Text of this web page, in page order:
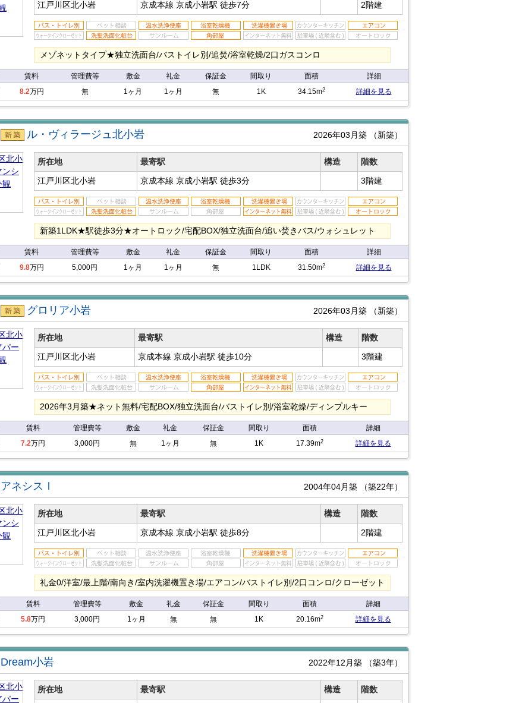
江戸川区北小岩
京成本線 京成小岩駅 徒歩7分 2階建
メゾネットタイプ★独立洗面台/バストイレ別/追焚/浴室乾燥/2口ガスコンロ
賃料 管理費等 敷金 礼金 保証金 間取り 面積
詳細
8.2万円 無 1ヶ月 1ヶ月 無 1K 34.15m2 詳細を見る
新築
ル・ヴィラージュ北小岩 2026年03月築 （新築）
所在地 最寄駅 構造
階数
江戸川区北小岩
京成本線 京成小岩駅 徒歩3分 3階建
新築1LDK★駅徒歩3分★オートロック/宅配BOX/独立洗面台/追い焚きバス/ウォシュレット
賃料 管理費等 敷金 礼金 保証金 間取り 面積
詳細
9.8万円 5,000円 1ヶ月 1ヶ月 無 1LDK 31.50m2 詳細を見る
新築
グロリア小岩 2026年03月築 （新築）
所在地 最寄駅 構造
階数
江戸川区北小岩
京成本線 京成小岩駅 徒歩10分 3階建
2026年3月築★ネット無料/宅配BOX/独立洗面台/バストイレ別/浴室乾燥/ディンプルキー
賃料 管理費等 敷金 礼金 保証金 間取り 面積
詳細
7.2万円 3,000円 無 1ヶ月 無 1K 17.39m2 詳細を見る
アネシスⅠ 2004年04月築 （築22年）
所在地 最寄駅 構造
階数
江戸川区北小岩
京成本線 京成小岩駅 徒歩8分 2階建
礼金0/洋室/最上階/南向き/室内洗濯機置き場/エアコン/バストイレ別/2口コンロ/クローゼット
賃料 管理費等 敷金 礼金 保証金 間取り 面積
詳細
5.8万円 3,000円 1ヶ月 無 無 1K 20.16m2 詳細を見る
Dream小岩 2022年12月築 （築3年）
所在地 最寄駅 構造 階数